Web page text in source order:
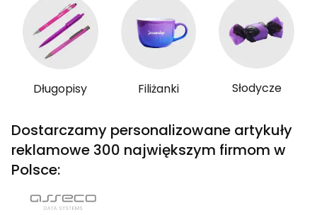
Długopisy Filiżanki Słodycze
Dostarczamy personalizowane artykuły
reklamowe 300 największym firmom w
Polsce: